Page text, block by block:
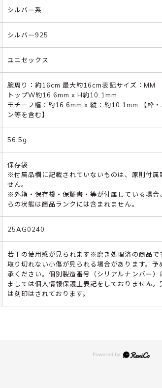
シルバー系
シルバー925
ユニセックス
腕周り：約16cm 最大約16cm表記サイズ：MM
トップW約16.6mm x H約10.1mm
モチーフ幅：約16.6mm x 縦：約10.1mm 【枠
ン等を含む】
56.5g
保存袋
※付属品欄に記載されていないものは、原則付属
せん。
※外箱・保存袋・保証書・等が付属している場合
らの状態は商品ランクには含まれません。
25AG0240
若干の使用感が見られます※磨き処理済の商品で
取り切れない小傷が見られる場合があります。予
承ください。個別製造番号（シリアルナンバー）
ましては個人情報保護上表記をしておりません。
は刻印はされております。